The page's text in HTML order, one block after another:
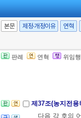
부개정]
본문 제정·개정이유 연혁
판례 연혁 위임
연장 또는 재
⑥ 제1항에 따
비용 납부 시
제37조(농지전
다음 각 호의